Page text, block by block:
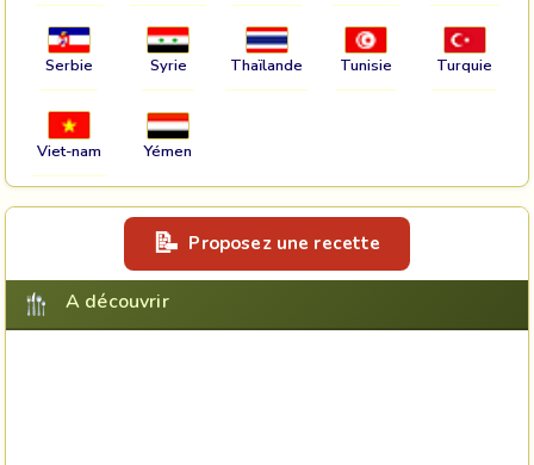
Serbie Syrie Thaïlande Tunisie Turquie
Viet-nam Yémen
Proposez une recette
A découvrir